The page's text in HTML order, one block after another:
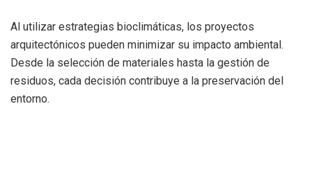
Al utilizar estrategias bioclimáticas, los proyectos
arquitectónicos pueden minimizar su impacto ambiental.
Desde la selección de materiales hasta la gestión de
residuos, cada decisión contribuye a la preservación del
entorno.